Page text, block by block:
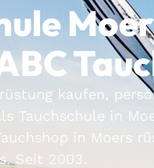
kaufen,
Tauchschule in
in Moers
Seit 2003.